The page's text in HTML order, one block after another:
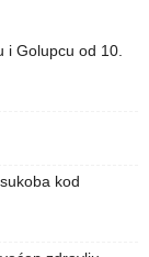
i Golupcu od 10.
kod